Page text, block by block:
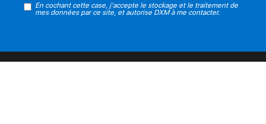
En cochant cette case, j'accepte le stockage et le traitement de
mes données par ce site, et autorise DXM à me contacter.